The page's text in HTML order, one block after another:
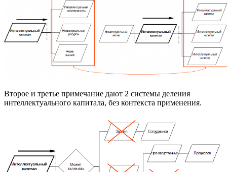
Второе и третье примечание дают 2 системы деления
интеллектуального капитала, без контекста применения.